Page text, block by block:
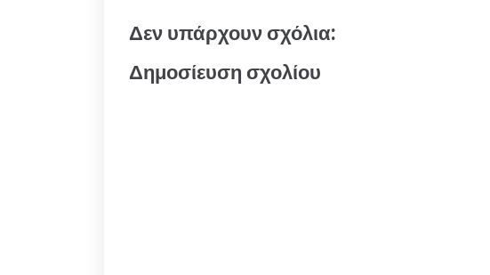
Δεν υπάρχουν σχόλια:
Δημοσίευση σχολίου